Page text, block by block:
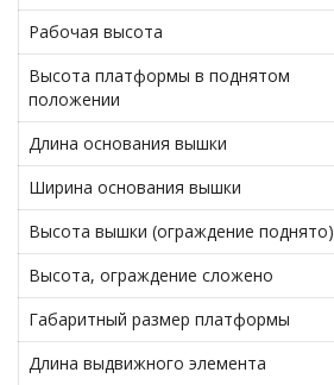
Рабочая высота
Высота платформы в поднятом
положении
Длина основания вышки
Ширина основания вышки
Высота вышки (ограждение поднято)
Высота, ограждение сложено
Габаритный размер платформы
Длина выдвижного элемента